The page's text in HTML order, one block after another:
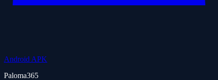
Android APK
Paloma365